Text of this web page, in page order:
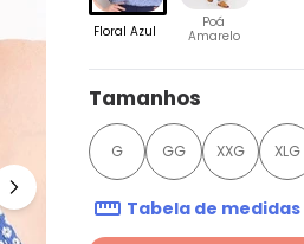
Floral Azul
Poá
Amarelo
Tamanhos
G GG XXG XLG
Tabela de medidas